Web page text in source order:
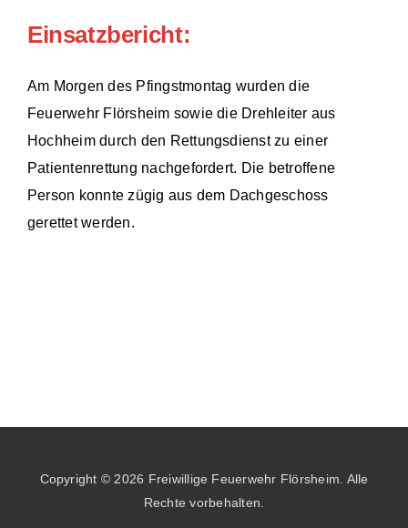
Einsatzbericht:
Am Morgen des Pfingstmontag wurden die
Feuerwehr Flörsheim sowie die Drehleiter aus
Hochheim durch den Rettungsdienst zu einer
Patientenrettung nachgefordert. Die betroffene
Person konnte zügig aus dem Dachgeschoss
gerettet werden.
Copyright © 2026 Freiwillige Feuerwehr Flörsheim. Alle
Rechte vorbehalten.